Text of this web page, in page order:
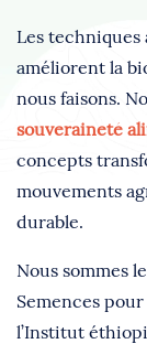
Les
améliorent la
nous faisons.
souveraineté
concepts
mouvements
durable.
Nous sommes
Semences
l’Institut